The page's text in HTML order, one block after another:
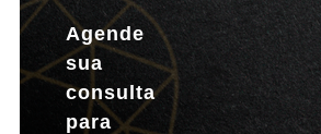
Agende
sua
consulta
para